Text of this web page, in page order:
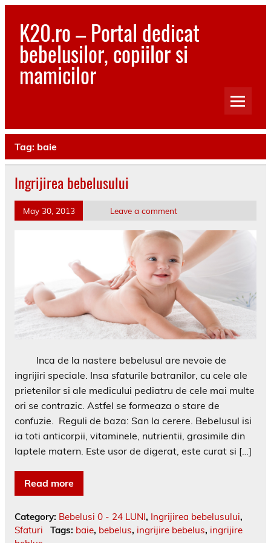
Skip
contentK20.ro – Portal dedicat
bebelusilor, copiilor si
mamicilor
Tag: baie
Ingrijirea bebelusului
May 30, 2013 Leave a comment
Inca de la nastere bebelusul are nevoie de
ingrijiri speciale. Insa sfaturile batranilor, cu cele ale
prietenilor si ale medicului pediatru de cele mai multe
ori se contrazic. Astfel se formeaza o stare de
confuzie. Reguli de baza: San la cerere. Bebelusul isi
ia toti anticorpii, vitaminele, nutrientii, grasimile din
laptele matern. Este usor de digerat, este curat si […]
Read more
Category: Bebelusi 0 - 24 LUNI, Ingrijirea bebelusului,
Sfaturi
Tags: baie, bebelus, ingrijire bebelus, ingrijire